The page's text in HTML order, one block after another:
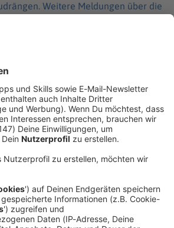
Weitere Meldungen über die
dazu, keine Verträge an der
niemals bar zu zahlen und bei